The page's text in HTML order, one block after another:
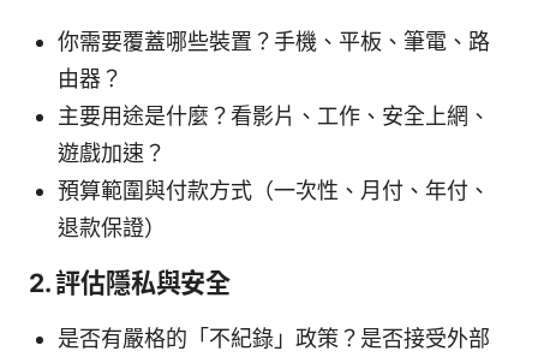
你需要覆蓋哪些裝置？手機、平板、筆電、路
由器？
主要用途是什麼？看影片、工作、安全上網、
遊戲加速？
預算範圍與付款方式（一次性、月付、年付、
退款保證）
2. 評估隱私與安全
是否有嚴格的「不紀錄」政策？是否接受外部